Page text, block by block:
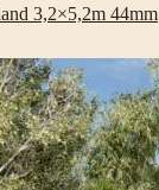
3,2×5,2m 44mm